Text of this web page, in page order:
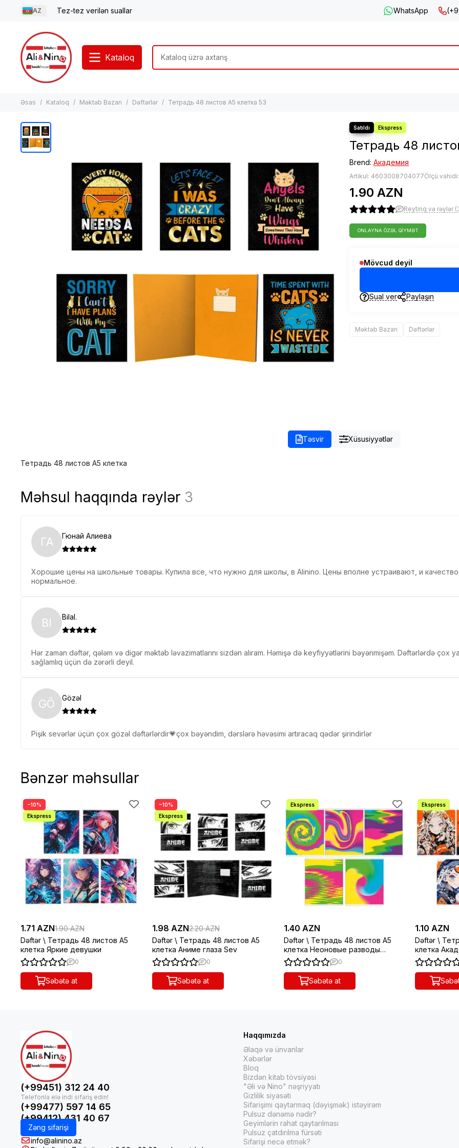
AZ Tez-tez verilən suallar WhatsApp
Kataloq
Əsas Kataloq Məktəb Bazarı Dəftərlər Тетрадь 48 листов А5 клетка 53
Тетрадь 48
Brend: Академия
Artikul: 4603008704077Ölçü
1.90 AZN
Reytinq və rəylər
ONLAYNA ÖZƏL QIYMƏT
Mövcud deyil
Sual ver Paylaşın
Məktəb Bazarı Dəftərlər
Təsvir Xüsusiyyətlər
Тетрадь 48 листов А5 клетка
Məhsul haqqında rəylər 3
ГА Гюнай Алиева
Хорошие цены на школьные товары. Купила все, что нужно для школы, в Alinino. Цены вполне устраивают, и качество
нормальное.
BI Bilal.
Hər zaman dəftər, qələm və digər məktəb ləvazimatlarını sizdən alıram. Həmişə də keyfiyyətlərini bəyənmişəm. Dəftərlərdə çox
sağlamlıq üçün də zərərli deyil.
GÖ Gözəl
Pişik sevərlər üçün çox gözəl dəftərlərdir💗çox bəyəndim, dərslərə həvəsimi artıracaq qədər şirindirlər
Bənzər məhsullar
−10%
1.71 AZN1.90 AZN
Dəftər \ Тетрадь 48 листов А5
клетка Яркие девушки
0
Səbətə at
−10%
1.98 AZN2.20 AZN
Dəftər \ Тетрадь 48 листов А5
клетка Аниме глаза Sev
0
Səbətə at
1.40 AZN
Dəftər \ Тетрадь 48 листов А5
клетка Неоновые разводы
(ассорти)
0
Səbətə at
1.10 AZN
Dəftər \
клетка
девочки
(+99451) 312 24 40
(+99477) 597 14 65
(+99412) 431 40 67
Zəng sifarişi
info@alinino.az
Haqqımızda
Əlaqə və ünvanlar
Xəbərlər
Bloq
Bizdən kitab tövsiyəsi
"Əli və Nino" nəşriyyatı
Gizlilik siyasəti
Sifarişimi qaytarmaq (dəyişmək) istəyirəm
Pulsuz dənəmə nədir?
Geyimlərin rahat qaytarılması
Pulsuz çatdırılma fürsəti
Sifarişi necə etmək?